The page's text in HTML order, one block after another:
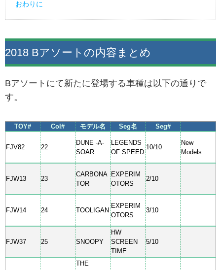
おわりに
2018 Bアソートの内容まとめ
Bアソートにて新たに登場する車種は以下の通りで
す。
TOY# Col# モデル名 Seg名 Seg#
FJV82 22
DUNE -A-
SOAR
LEGENDS
OF SPEED
10/10
New
Models
FJW13 23
CARBONA
TOR
EXPERIM
OTORS
2/10
FJW14 24 TOOLIGAN
EXPERIM
OTORS
3/10
FJW37 25 SNOOPY
HW
SCREEN
TIME
5/10
THE